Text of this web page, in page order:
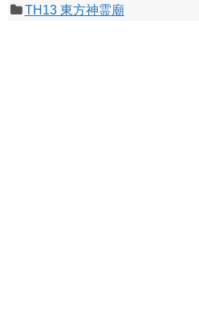
TH13 東方神霊廟